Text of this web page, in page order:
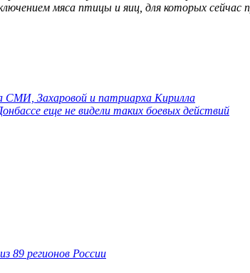
мяса птицы и яиц, для которых
СМИ, Захаровой и патриарха Кирилла
еще не видели таких боевых действий
89 регионов России